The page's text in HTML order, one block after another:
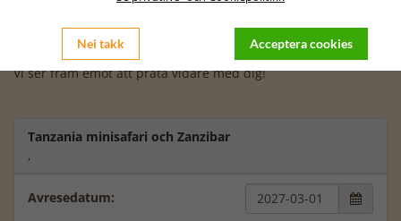
Sverige. Skriv gärna från vilken flygplats det passar dig bäst
att resa – priset kan variera beroende på avreseort.
Vi ser fram emot att prata vidare med dig!
Tanzania minisafari och Zanzibar
Avresedatum: 
Nei takk Acceptera cookies